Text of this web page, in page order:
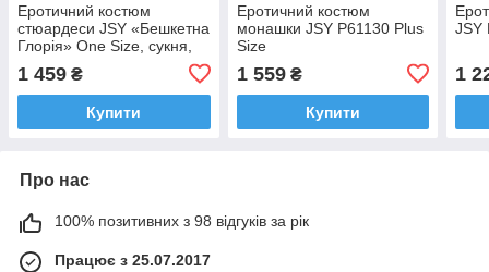
Еротичний костюм
стюардеси JSY «Бешкетна
Глорія» One Size, сукня,
стрінги, рукавички, чокер,
пілот
1 459 ₴
Купити
Еротичний костюм
монашки JSY P61130 Plus
Size
1 559₴
Купити
JSY
1
Про нас
100% позитивних з 98 відгуків за рік
Працює з 25.07.2017